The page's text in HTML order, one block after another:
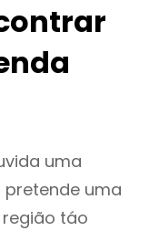
uma
uma
táo